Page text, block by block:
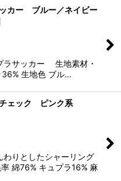
カー ブルー／ネイビー
ラサッカー 生地素材・
生地色 ブル…
ェック ピンク系
りとしたシャーリング
綿76% キュプラ16% 麻